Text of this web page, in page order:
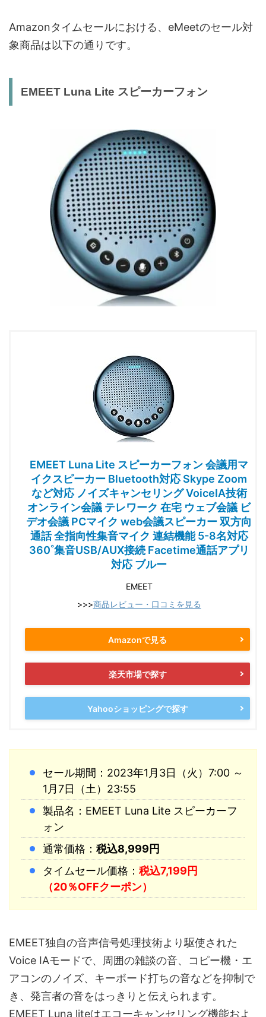
Amazonタイムセールにおける、eMeetのセール対
象商品は以下の通りです。
EMEET Luna Lite スピーカーフォン
EMEET Luna Lite スピーカーフォン 会議用マ
イクスピーカー Bluetooth対応 Skype Zoom
など対応 ノイズキャンセリング VoiceIA技術
オンライン会議 テレワーク 在宅 ウェブ会議 ビ
デオ会議 PCマイク web会議スピーカー 双方向
通話 全指向性集音マイク 連結機能 5-8名対応
360˚集音USB/AUX接続 Facetime通話アプリ
対応 ブルー
EMEET
>>>商品レビュー・口コミを見る
Amazonで見る
楽天市場で探す
Yahooショッピングで探す
セール期間：2023年1月3日（火）7:00 ～
1月7日（土）23:55
製品名：EMEET Luna Lite スピーカーフ
ォン
通常価格： 税込8,999円
タイムセール価格： 税込7,199円
（20％OFFクーポン）
EMEET独自の音声信号処理技術より駆使された
Voice IAモードで、周囲の雑談の音、コピー機・エ
アコンのノイズ、キーボード打ちの音などを抑制で
き、発言者の音をはっきりと伝えられます。
EMEET Luna liteはエコーキャンセリング機能およ